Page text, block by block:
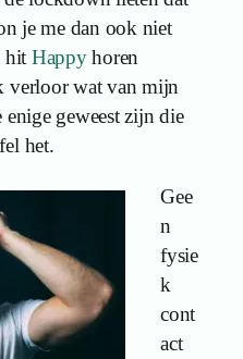
je me dan ook niet
hit Happyhoren
verloor wat van mijn
geweest zijn die
het.
Gee
n
fysie
k
cont
act